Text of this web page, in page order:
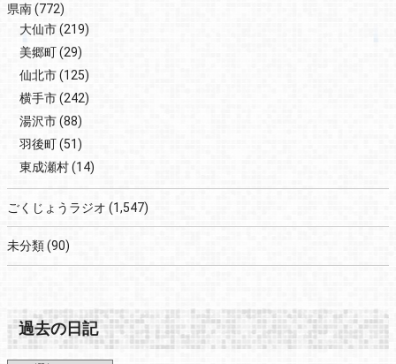
県南(772)
大仙市(219)
美郷町(29)
仙北市(125)
横手市(242)
湯沢市(88)
羽後町(51)
東成瀬村(14)
ごくじょうラジオ (1,547)
未分類(90)
過去の日記